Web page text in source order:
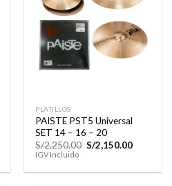
Añadir
lista de
deseos
PLATILLOS
PAISTE PST5 Universal
SET 14 – 16 – 20
S/2,250.00 El
precio
era:
S/2,150.00El
es:
IGV Incluido